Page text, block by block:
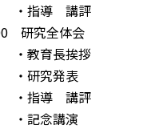
講評
研究全体会
長挨拶
発表
講評
講演